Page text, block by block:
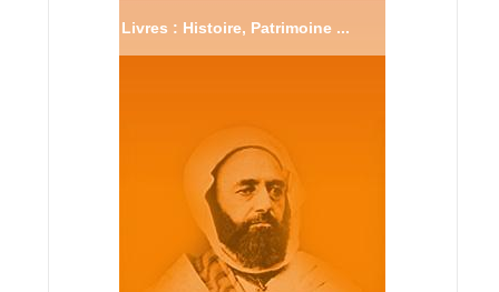
Livres : Histoire, Patrimoine ...